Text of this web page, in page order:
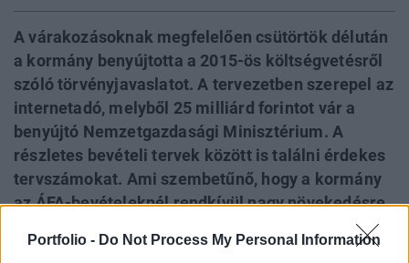
Portfolio - Do Not Process My Personal Information
A várakozásoknak megfelelően csütörtök délután
a kormány benyújtotta a 2015-ös költségvetésről
szóló törvényjavaslatot. A tervezetben szerepel az
internetadó, melyből 25 milliárd forintot vár a
benyújtó Nemzetgazdasági Minisztérium. A
részletes bevételi tervek között is találni érdekes
tervszámokat. Ami szembetűnő, hogy a kormány
az ÁFA-bevételeknél rendkívül nagy növekedésre
számít még az idei tervekhez képest is. Úgy tűnik,
hogy az elektronikus áruforgalmi figyelő